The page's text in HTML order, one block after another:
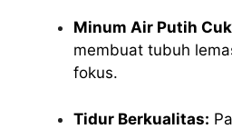
Minum Air Putih
membuat tubuh
fokus.
Tidur Berkualitas: